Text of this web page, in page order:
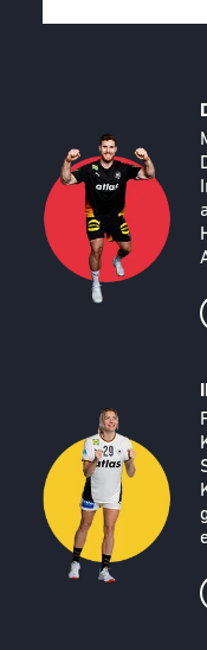
Call to action image